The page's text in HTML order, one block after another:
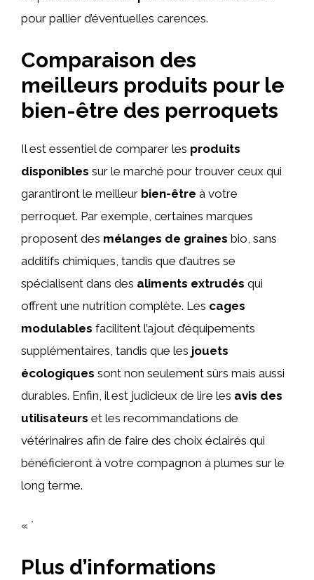
pour pallier d’éventuelles carences.
Comparaison des
meilleurs produits pour le
bien-être des perroquets
Il est essentiel de comparer les produits
disponibles sur le marché pour trouver ceux qui
garantiront le meilleur bien-être à votre
perroquet. Par exemple, certaines marques
proposent des mélanges de graines bio, sans
additifs chimiques, tandis que d’autres se
spécialisent dans des aliments extrudés qui
offrent une nutrition complète. Les cages
modulables facilitent l’ajout d’équipements
supplémentaires, tandis que les jouets
écologiques sont non seulement sûrs mais aussi
durables. Enfin, il est judicieux de lire les avis des
utilisateurs et les recommandations de
vétérinaires afin de faire des choix éclairés qui
bénéficieront à votre compagnon à plumes sur le
long terme.
« `
Plus d’informations